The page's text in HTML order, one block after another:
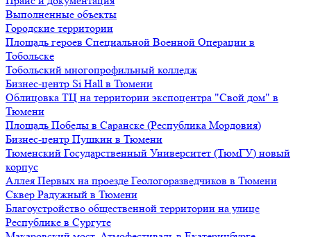
Выполненные объекты
Городские территории
Площадь героев Специальной Военной Операции в
Тобольске
Тобольский многопрофильный колледж
Бизнес-центр Si Hall в Тюмени
Облицовка ТЦ на территории экспоцентра "Свой дом" в
Тюмени
Площадь Победы в Саранске (Республика Мордовия)
Бизнес-центр Пушкин в Тюмени
Тюменский Государственный Университет (ТюмГУ) новый
корпус
Аллея Первых на проезде Геологоразведчиков в Тюмени
Сквер Радужный в Тюмени
Благоустройство общественной территории на улице
Республике в Сургуте